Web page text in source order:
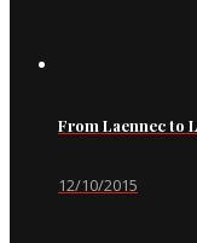
From Laennec to
12/10/2015